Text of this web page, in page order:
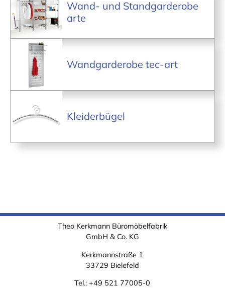
Wand- und Standgarderobe
arte
Wandgarderobe tec-art
Kleiderbügel
Theo Kerkmann Büromöbelfabrik
GmbH & Co. KG
Kerkmannstraße 1
33729 Bielefeld
Tel.:+49 521 77005-0